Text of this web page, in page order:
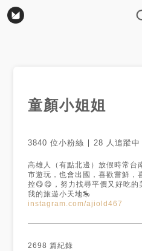
童顏小姐姐
3840 位小粉絲 28 人追蹤中
高雄人（有點北邊）放假時常台
市遊玩，也會出國，喜歡嘗鮮，
控😋😋，努力找尋平價又好吃的
instagram.com/ajiold467
2698 篇紀錄